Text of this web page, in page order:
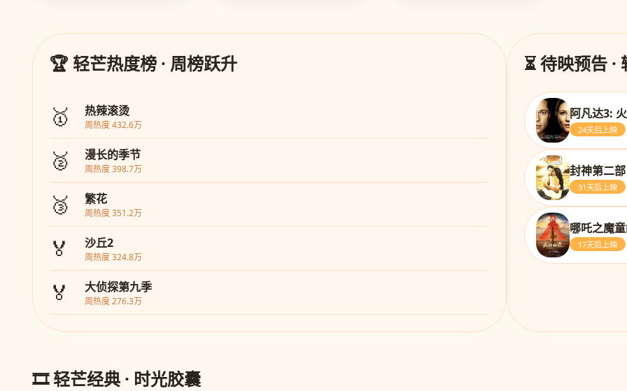
🏆 轻芒热度榜 · 周榜跃升
🥇 热辣滚烫
周热度 432.6万
🥈 漫长的季节
周热度 398.7万
🥉 繁花
周热度 351.2万
🏅 沙丘2
周热度 324.8万
🏅 大侦探第九季
周热度 276.3万
⏳ 待映预告 ·
阿凡达3:
24天后上映
封神第二部
31天后上映
哪吒之魔
17天后上映
🎞️ 轻芒经典 · 时光胶囊